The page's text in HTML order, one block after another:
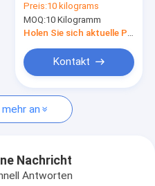
Pulver BL88-Nur für
Vegane
Preis:10 kilograms
MOQ:10 Kilogramm
Holen Sie sich aktuelle Preis
Kontakt
an
Nachricht
Antworten